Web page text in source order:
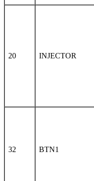
20 INJECTOR
32 BTN1